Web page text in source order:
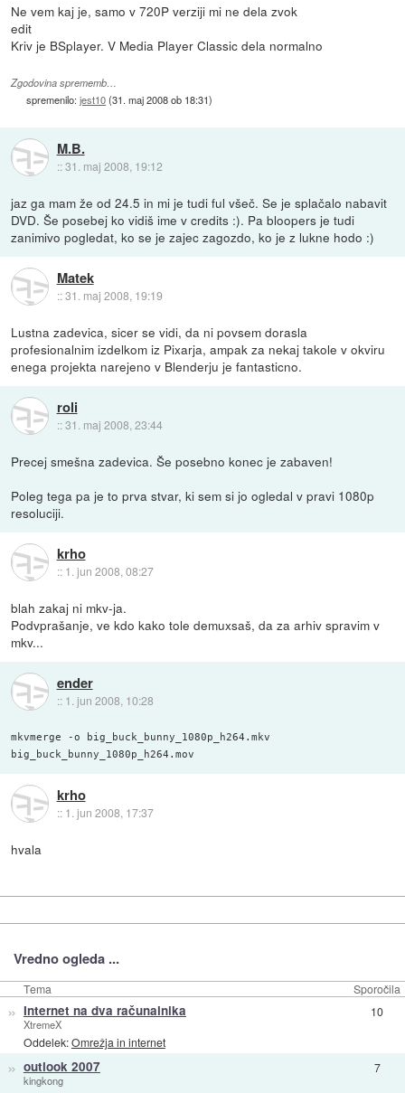
Ne vem kaj je, samo v 720P verziji mi ne dela zvok
edit
Kriv je BSplayer. V Media Player Classic dela normalno
Zgodovina sprememb…
spremenilo:jest10(31. maj 2008 ob 18:31)
M.B.
::31. maj 2008, 19:12
jaz ga mam že od 24.5 in mi je tudi ful všeč. Se je splačalo nabavit
DVD. Še posebej ko vidiš ime v credits :). Pa bloopers je tudi
zanimivo pogledat, ko se je zajec zagozdo, ko je z lukne hodo :)
Matek
::31. maj 2008, 19:19
Lustna zadevica, sicer se vidi, da ni povsem dorasla
profesionalnim izdelkom iz Pixarja, ampak za nekaj takole v okviru
enega projekta narejeno v Blenderju je fantasticno.
roli
::31. maj 2008, 23:44
Precej smešna zadevica. Še posebno konec je zabaven!
Poleg tega pa je to prva stvar, ki sem si jo ogledal v pravi 1080p
resoluciji.
krho
:: 1. jun 2008, 08:27
blah zakaj ni mkv-ja.
Podvprašanje, ve kdo kako tole demuxsaš, da za arhiv spravim v
mkv...
ender
:: 1. jun 2008, 10:28
mkvmerge -o big_buck_bunny_1080p_h264.mkv
big_buck_bunny_1080p_h264.mov
krho
:: 1. jun 2008, 17:37
hvala
Vredno ogleda ...
Tema Sporočila
» Internet na dva računalnika
XtremeX
Oddelek:Omrežja in internet
10
» outlook 2007
kingkong
7